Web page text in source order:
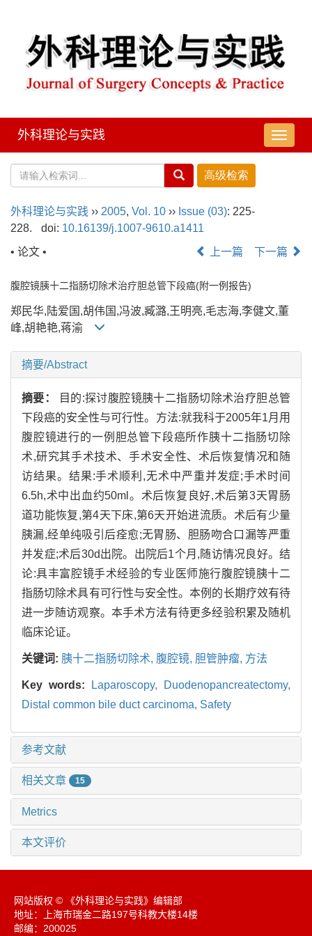
导
航
外科理论与实践
外科理论与实践 ›› 2005, Vol. 10 ›› Issue (03): 225-
228.
doi: 10.16139/j.1007-9610.a1411
• 论文 •
上一篇 下一篇
腹腔镜胰十二指肠切除术治疗胆总管下段癌(附一例报告)
郑民华,陆爱国,胡伟国,冯波,臧潞,王明亮,毛志海,李健文,董
峰,胡艳艳,蒋渝
摘要/Abstract
摘要：
目的:探讨腹腔镜胰十二指肠切除术治疗胆总管
下段癌的安全性与可行性。方法:就我科于2005年1月用
腹腔镜进行的一例胆总管下段癌所作胰十二指肠切除
术,研究其手术技术、手术安全性、术后恢复情况和随
访结果。结果:手术顺利,无术中严重并发症;手术时间
6.5h,术中出血约50ml。术后恢复良好,术后第3天胃肠
道功能恢复,第4天下床,第6天开始进流质。术后有少量
胰漏,经单纯吸引后痊愈;无胃肠、胆肠吻合口漏等严重
并发症;术后30d出院。出院后1个月,随访情况良好。结
论:具丰富腔镜手术经验的专业医师施行腹腔镜胰十二
指肠切除术具有可行性与安全性。本例的长期疗效有待
进一步随访观察。本手术方法有待更多经验积累及随机
临床论证。
关键词: 胰十二指肠切除术, 腹腔镜, 胆管肿瘤, 方法
Key words: Laparoscopy,
Duodenopancreatectomy,
Distal common bile duct carcinoma, Safety
参考文献
相关文章 15
Metrics
本文评价
网站版权 © 《外科理论与实践》编辑部
地址：上海市瑞金二路197号科教大楼14楼
邮编：200025